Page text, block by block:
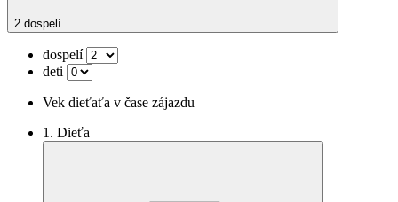
2 dospelí
dospelí
deti
Vek dieťaťa v čase zájazdu
1. Dieťa